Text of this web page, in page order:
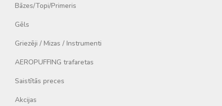
Bāzes/Topi/Primeris
Gēls
Griezēji / Mizas / Instrumenti
AEROPUFFING trafaretas
Saistītās preces
Akcijas